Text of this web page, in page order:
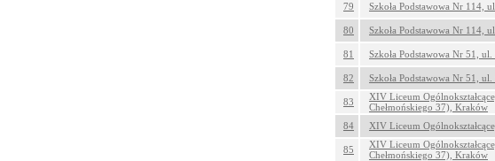
79 Szkoła Podstawowa Nr 114,
80 Szkoła Podstawowa Nr 114,
81 Szkoła Podstawowa Nr 51,
82 Szkoła Podstawowa Nr 51,
83
XIV Liceum
Chełmońskiego 37), Kraków
84 XIV Liceum
85
XIV Liceum
Chełmońskiego 37), Kraków